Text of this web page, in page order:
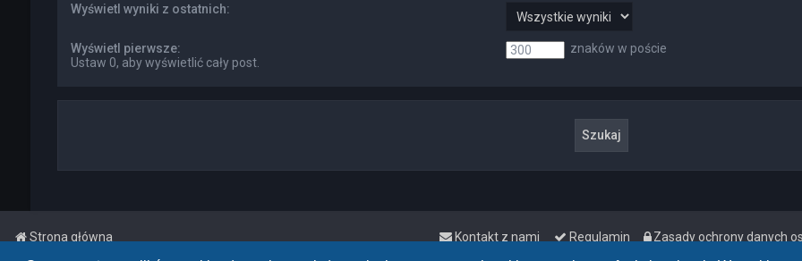
Wyświetl wyniki z ostatnich:
Wyświetl pierwsze:
Ustaw 0, aby wyświetlić cały post.
znaków w poście
Strona główna Zasady ochrony danych
Regulamin
Kontakt z nami